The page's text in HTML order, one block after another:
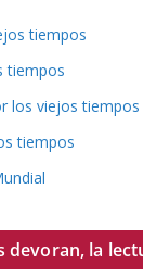
tiempos
tiempos
los viejos tiempos
tiempos
devoran, la